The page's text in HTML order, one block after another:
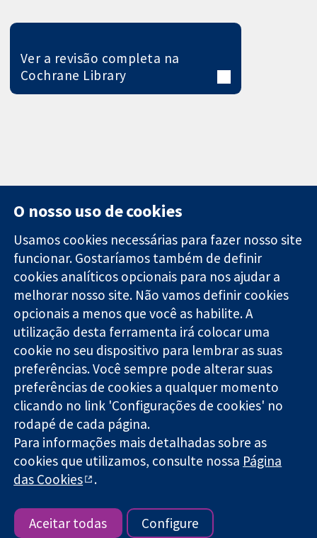
Ver a revisão completa na
Cochrane Library
Evidências
confiáveis.
Decisões
informadas.
Melhor saúde.
11-13 Cavendish
Square
Londres
W1G 0AN
Reino Unido
Contato
Notícias
Assessoria de
imprensa
Sobre nós
Cochrane
Library
A Cochrane Collaboration é uma organização sem fins lucrativos
(caridade nº 1045921) e uma empresa limitada por garantia (nº
03044323) registrada na Inglaterra e no País de Gales.
Copyright © 2026 The Cochrane Collaboration
Termos e condições do site |Aviso legal|Privacidade
de cookies|Configuração de cookies
O nosso uso de cookies
Usamos cookies necessárias para fazer nosso site
funcionar. Gostaríamos também de definir
cookies analíticos opcionais para nos ajudar a
melhorar nosso site. Não vamos definir cookies
opcionais a menos que você as habilite. A
utilização desta ferramenta irá colocar uma
cookie no seu dispositivo para lembrar as suas
preferências. Você sempre pode alterar suas
preferências de cookies a qualquer momento
clicando no link 'Configurações de cookies' no
rodapé de cada página.
Para informações mais detalhadas sobre as
cookies que utilizamos, consulte nossa Página
das Cookies
.
Aceitar todas Configure